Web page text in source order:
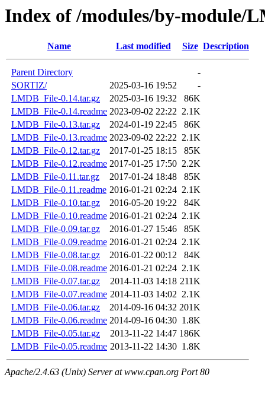
Index of /modules/by-module/
Name Last modified Size Description
Parent Directory
-
SORTIZ/
2025-03-16 19:52
-
LMDB_File-0.14.tar.gz
2025-03-16 19:32
86K
LMDB_File-0.14.readme 2023-09-02 22:22 2.1K
LMDB_File-0.13.tar.gz
2024-01-19 22:45
86K
LMDB_File-0.13.readme 2023-09-02 22:22 2.1K
LMDB_File-0.12.tar.gz
2017-01-25 18:15
85K
LMDB_File-0.12.readme 2017-01-25 17:50 2.2K
LMDB_File-0.11.tar.gz
2017-01-24 18:48
85K
LMDB_File-0.11.readme 2016-01-21 02:24 2.1K
LMDB_File-0.10.tar.gz
2016-05-20 19:22
84K
LMDB_File-0.10.readme 2016-01-21 02:24 2.1K
LMDB_File-0.09.tar.gz
2016-01-27 15:46
85K
LMDB_File-0.09.readme 2016-01-21 02:24 2.1K
LMDB_File-0.08.tar.gz
2016-01-22 00:12
84K
LMDB_File-0.08.readme 2016-01-21 02:24 2.1K
LMDB_File-0.07.tar.gz
2014-11-03 14:18 211K
LMDB_File-0.07.readme 2014-11-03 14:02 2.1K
LMDB_File-0.06.tar.gz
2014-09-16 04:32 201K
LMDB_File-0.06.readme 2014-09-16 04:30 1.8K
LMDB_File-0.05.tar.gz
2013-11-22 14:47 186K
LMDB_File-0.05.readme 2013-11-22 14:30 1.8K
Apache/2.4.63 (Unix) Server at www.cpan.org Port 80